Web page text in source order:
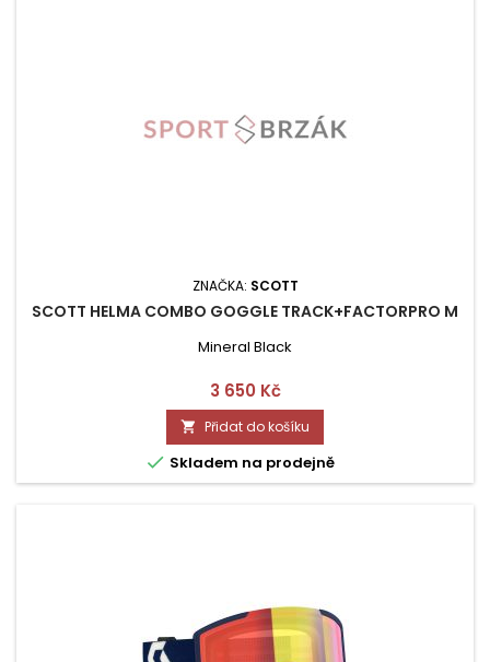
ZNAČKA: SCOTT
SCOTT HELMA COMBO GOGGLE TRACK+FACTORPRO M
Mineral Black
Cena
3 650 Kč
 Přidat do košíku
 Skladem na prodejně